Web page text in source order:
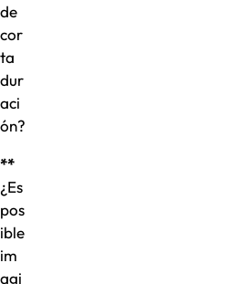
de
cor
ta
dur
aci
ón?
**
¿Es
pos
ible
im
agi